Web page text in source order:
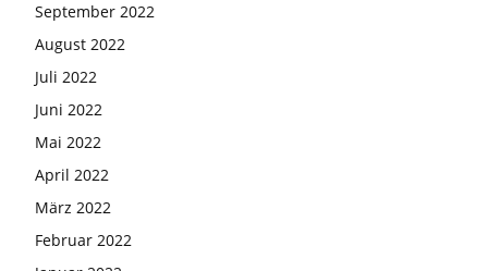
September 2022
August 2022
Juli 2022
Juni 2022
Mai 2022
April 2022
März 2022
Februar 2022